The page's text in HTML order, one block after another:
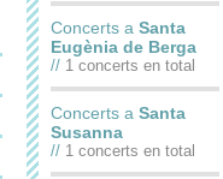
Concerts a Santa
Eugènia de Berga
//1 concerts en total
Concerts a Santa
Susanna
//1 concerts en total